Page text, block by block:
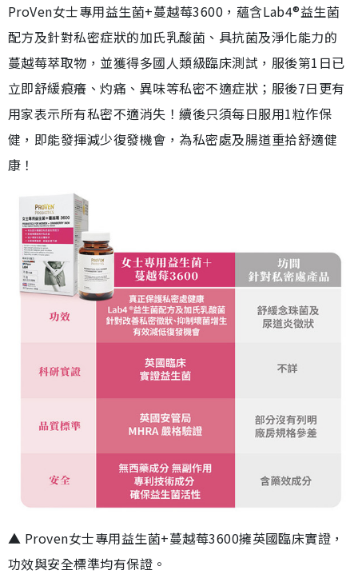
ProVen女士專用益生菌+蔓越莓3600，蘊含Lab4®益生菌
配方及針對私密症狀的加氏乳酸菌、具抗菌及淨化能力的
蔓越莓萃取物，並獲得多國人類級臨床測試，服後第1日已
立即舒緩痕癢、灼痛、異味等私密不適症狀；服後7日更有
用家表示所有私密不適消失！續後只須每日服用1粒作保
健，即能發揮減少復發機會，為私密處及腸道重拾舒適健
康！
▲ Proven女士專用益生菌+蔓越莓3600擁英國臨床實證，
功效與安全標準均有保證。